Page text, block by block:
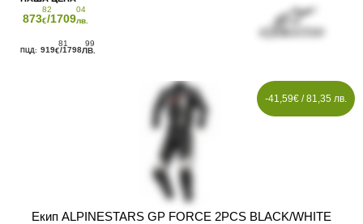
873
82
€/1709
04
лв.
919
81
€/1798
99
ЛВ.
-41,59€ / 81,35 лв.
Екип ALPINESTARS GP FORCE 2PCS BLACK/WHITE